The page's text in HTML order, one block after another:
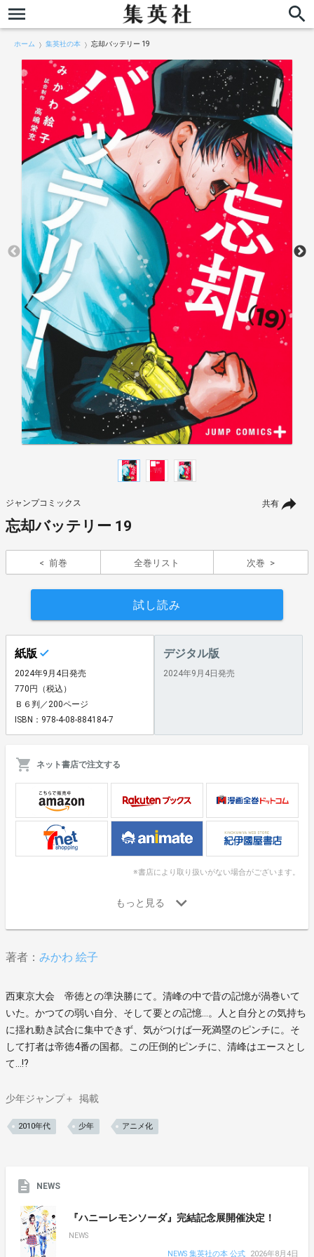
ホーム 集英社の本 忘却バッテリー 19
共有
ジャンプコミックス
忘却バッテリー 19
前巻 全巻リスト 次巻
試し読み
紙版
2024年9月4日発売
770円（税込）
Ｂ６判／200ページ
ISBN：978-4-08-884184-7
デジタル版
2024年9月4日発売
ネット書店で注文する
※書店により取り扱いがない場合がございます。
著者： みかわ 絵子
西東京大会 帝徳との準決勝にて。清峰の中で昔の記憶が渦巻いて
いた。かつての弱い自分、そして要との記憶…。人と自分との気持ち
に揺れ動き試合に集中できず、気がつけば一死満塁のピンチに。そ
して打者は帝徳4番の国都。この圧倒的ピンチに、清峰はエースとし
て…!?
少年ジャンプ＋ 掲載
2010年代 少年 アニメ化
NEWS
『ハニーレモンソーダ』完結記念展開催決定！
NEWS
NEWS 集英社の本 公式
2026年8月4日